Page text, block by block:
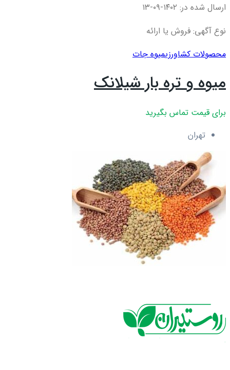
ارسال شده در: ۱۴۰۲-۰۹-۱۳
نوع آگهی: فروش یا ارائه
محصولات کشاورزیمیوه جات
میوه و تره بار شیلانک
برای قیمت تماس بگیرید
تهران